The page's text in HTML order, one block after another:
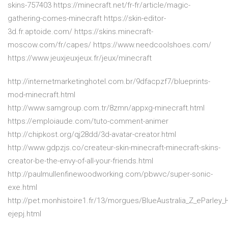
skins-757403 https://minecraft.net/fr-fr/article/magic-
gathering-comes-minecraft https://skin-editor-
3d.fr.aptoide.com/ https://skins.minecraft-
moscow.com/fr/capes/ https://www.needcoolshoes.com/
https://www.jeuxjeuxjeux.fr/jeux/minecraft
http://internetmarketinghotel.com.br/9dfacpzf7/blueprints-
mod-minecraft.html
http://www.samgroup.com.tr/8zmn/appxg-minecraft.html
https://emploiaude.com/tuto-comment-animer
http://chipkost.org/qj28dd/3d-avatar-creator.html
http://www.gdpzjs.co/createur-skin-minecraft-minecraft-skins-
creator-be-the-envy-of-all-your-friends.html
http://paulmullenfinewoodworking.com/pbwvc/super-sonic-
exe.html
http://pet.monhistoire1.fr/13/morgues/
ejepj.html